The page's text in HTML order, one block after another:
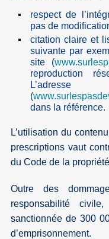
respect de
pas de
citation claire et
suivante par
site (
reproduction
(
dans la référence.
L’utilisation du
prescriptions vaut
du Code de la
Outre des
responsabilité
sanctionnée de 300
d’emprisonnement.